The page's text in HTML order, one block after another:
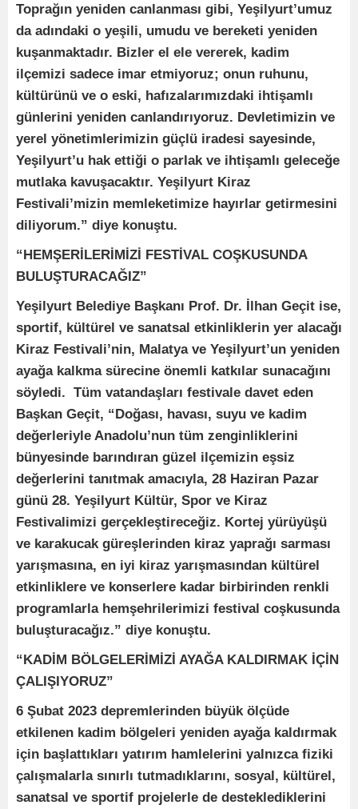
Toprağın yeniden canlanması gibi, Yeşilyurt’umuz
da adındaki o yeşili, umudu ve bereketi yeniden
kuşanmaktadır. Bizler el ele vererek, kadim
ilçemizi sadece imar etmiyoruz; onun ruhunu,
kültürünü ve o eski, hafızalarımızdaki ihtişamlı
günlerini yeniden canlandırıyoruz. Devletimizin ve
yerel yönetimlerimizin güçlü iradesi sayesinde,
Yeşilyurt’u hak ettiği o parlak ve ihtişamlı geleceğe
mutlaka kavuşacaktır. Yeşilyurt Kiraz
Festivali’mizin memleketimize hayırlar getirmesini
diliyorum.” diye konuştu.
“HEMŞERİLERİMİZİ FESTİVAL COŞKUSUNDA
BULUŞTURACAĞIZ”
Yeşilyurt Belediye Başkanı Prof. Dr. İlhan Geçit ise,
sportif, kültürel ve sanatsal etkinliklerin yer alacağı
Kiraz Festivali’nin, Malatya ve Yeşilyurt’un yeniden
ayağa kalkma sürecine önemli katkılar sunacağını
söyledi. Tüm vatandaşları festivale davet eden
Başkan Geçit, “Doğası, havası, suyu ve kadim
değerleriyle Anadolu’nun tüm zenginliklerini
bünyesinde barındıran güzel ilçemizin eşsiz
değerlerini tanıtmak amacıyla, 28 Haziran Pazar
günü 28. Yeşilyurt Kültür, Spor ve Kiraz
Festivalimizi gerçekleştireceğiz. Kortej yürüyüşü
ve karakucak güreşlerinden kiraz yaprağı sarması
yarışmasına, en iyi kiraz yarışmasından kültürel
etkinliklere ve konserlere kadar birbirinden renkli
programlarla hemşehrilerimizi festival coşkusunda
buluşturacağız.” diye konuştu.
“KADİM BÖLGELERİMİZİ AYAĞA KALDIRMAK İÇİN
ÇALIŞIYORUZ”
6 Şubat 2023 depremlerinden büyük ölçüde
etkilenen kadim bölgeleri yeniden ayağa kaldırmak
için başlattıkları yatırım hamlelerini yalnızca fiziki
çalışmalarla sınırlı tutmadıklarını, sosyal, kültürel,
sanatsal ve sportif projelerle de desteklediklerini